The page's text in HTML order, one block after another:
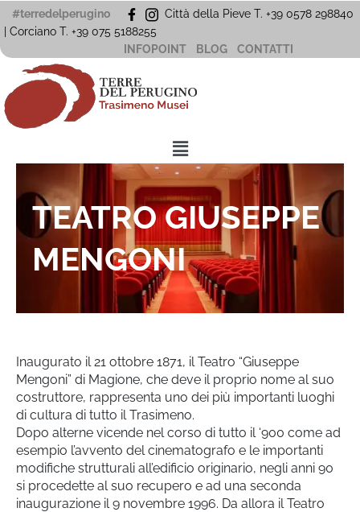
Vai
al
#terredelperugino
Città della Pieve T. +39 0578 298840
| Corciano T. +39 075 5188255
INFOPOINT
BLOG CONTATTI
Menu
TEATRO GIUSEPPE
MENGONI
Inaugurato il 21 ottobre 1871, il Teatro “Giuseppe
Mengoni” di Magione, che deve il proprio nome al suo
costruttore, rappresenta uno dei più importanti luoghi
di cultura di tutto il Trasimeno.
Dopo alterne vicende nel corso di tutto il ‘900 come ad
esempio l’avvento del cinematografo e le importanti
modifiche strutturali all’edificio originario, negli anni 90
si procedette al suo recupero e ad una seconda
inaugurazione il 9 novembre 1996. Da allora il Teatro